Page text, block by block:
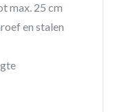
max. 25 cm
en stalen